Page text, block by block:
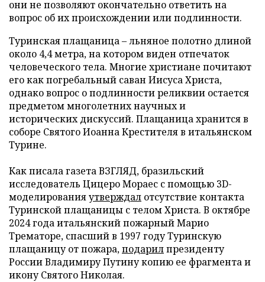
они не позволяют окончательно ответить на
вопрос об их происхождении или подлинности.
Туринская плащаница – льняное полотно длиной
около 4,4 метра, на котором виден отпечаток
человеческого тела. Многие христиане почитают
его как погребальный саван Иисуса Христа,
однако вопрос о подлинности реликвии остается
предметом многолетних научных и
исторических дискуссий. Плащаница хранится в
соборе Святого Иоанна Крестителя в итальянском
Турине.
Как писала газета ВЗГЛЯД, бразильский
исследователь Цицеро Мораес с помощью 3D-
моделированияутверждал отсутствие контакта
Туринской плащаницы с телом Христа. В октябре
2024 года итальянский пожарный Марио
Трематоре, спасший в 1997 году Туринскую
плащаницу от пожара,подарилпрезиденту
России Владимиру Путину копию ее фрагмента и
икону Святого Николая.